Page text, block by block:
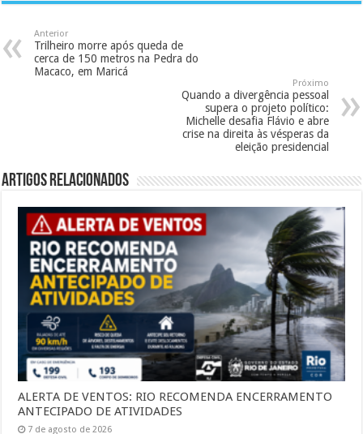
Anterior
Trilheiro morre após queda de
cerca de 150 metros na Pedra do
Macaco, em Maricá
Próximo
Quando a divergência pessoal
supera o projeto político:
Michelle desafia Flávio e abre
crise na direita às vésperas da
eleição presidencial
Artigos Relacionados
ALERTA DE VENTOS: RIO RECOMENDA ENCERRAMENTO
ANTECIPADO DE ATIVIDADES
7 de agosto de 2026